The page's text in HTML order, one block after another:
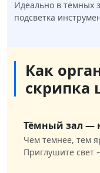
Идеально в тёмных
подсветка
Как
скрипка
Тёмный зал —
Чем темнее, тем
Приглушите свет